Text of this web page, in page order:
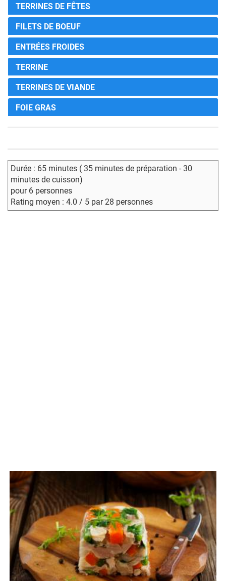
TERRINES DE FÊTES
FILETS DE BOEUF
ENTRÉES FROIDES
TERRINE
TERRINES DE VIANDE
FOIE GRAS
Durée : 65 minutes ( 35 minutes de préparation - 30
minutes de cuisson)
pour 6 personnes
Rating moyen : 4.0 / 5 par 28 personnes